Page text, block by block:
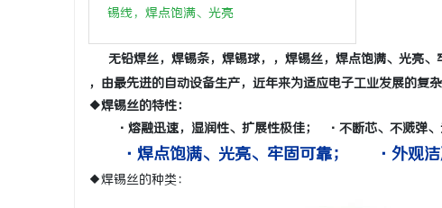
锡线，焊点饱满、光亮
无铅焊丝，焊锡条，焊锡球，，焊锡丝，焊点饱满、光亮、
，由最先进的自动设备生产，近年来为适应电子工业发展的复
◆焊锡丝的特性：
·熔融迅速，湿润性、扩展性极佳； ·不断芯、不溅弹、
·焊点饱满、光亮、牢固可靠； ·外观洁
◆焊锡丝的种类：